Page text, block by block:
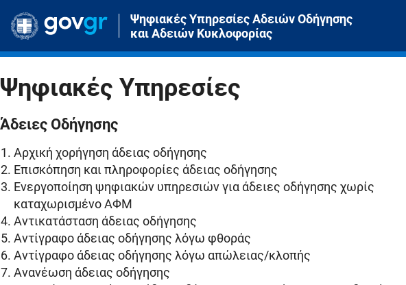
Ψηφιακές Υπηρεσίες Αδειών Οδήγησης
και Αδειών Κυκλοφορίας
Ψηφιακές Υπηρεσίες
Άδειες Οδήγησης
Αρχική χορήγηση άδειας οδήγησης
Επισκόπηση και πληροφορίες άδειας οδήγησης
Ενεργοποίηση ψηφιακών υπηρεσιών για άδειες οδήγησης χωρίς
καταχωρισμένο ΑΦΜ
Αντικατάσταση άδειας οδήγησης
Αντίγραφο άδειας οδήγησης λόγω φθοράς
Αντίγραφο άδειας οδήγησης λόγω απώλειας/κλοπής
Ανανέωση άδειας οδήγησης